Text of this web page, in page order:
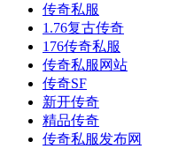
传奇私服
1.76复古传奇
176传奇私服
传奇私服网站
传奇SF
新开传奇
精品传奇
传奇私服发布网